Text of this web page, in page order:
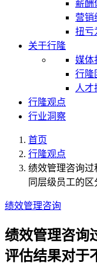
薪酬
营销
扭亏
关于行隆
媒体
行隆
人才
行隆观点
行业洞察
首页
行隆观点
绩效管理咨询过
同层级员工的
绩效管理咨询
绩效管理咨询
评估结果对于